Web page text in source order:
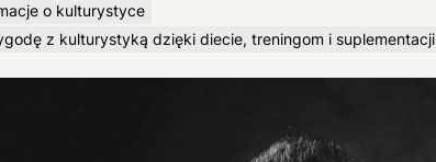
w
kulturystyce
o kulturystyce
z kulturystyką dzięki diecie, treningom i suplementacji